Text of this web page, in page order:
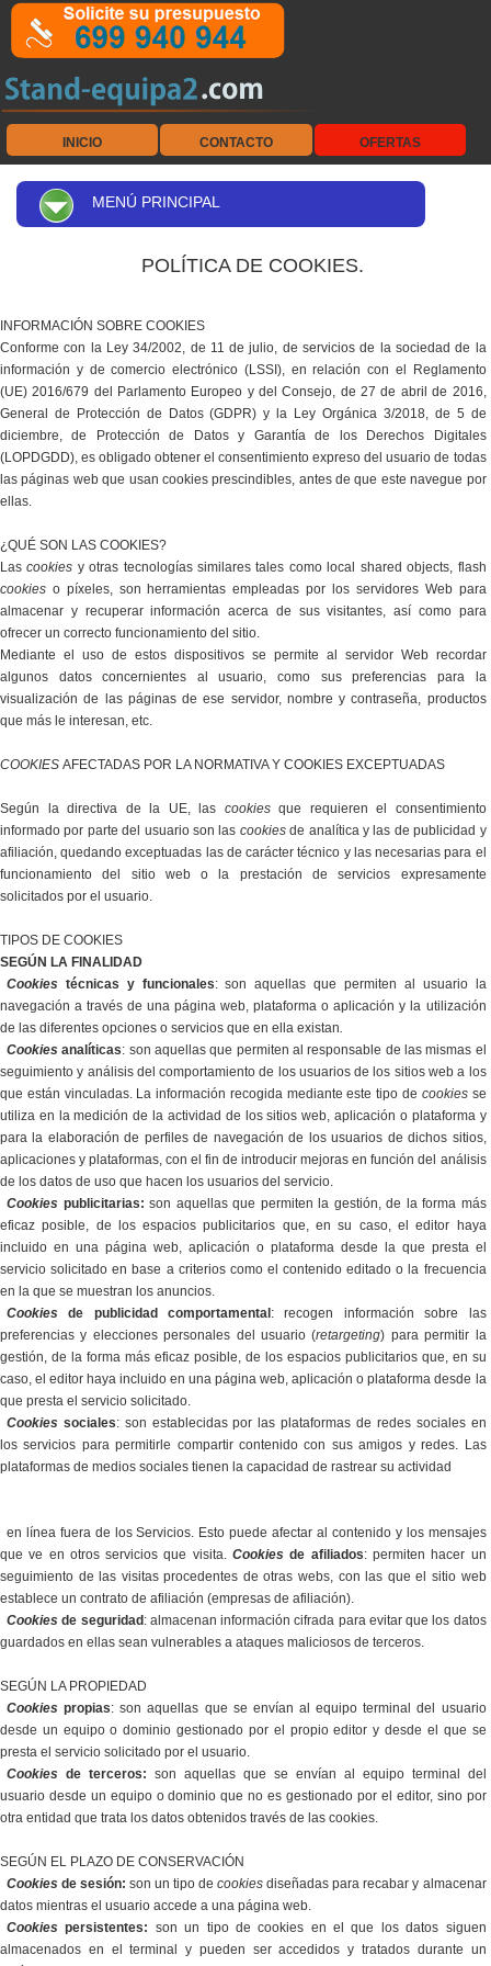
INICIO CONTACTO OFERTAS
MENÚ PRINCIPAL
POLÍTICA DE COOKIES.
INFORMACIÓN SOBRE COOKIES
Conforme con la Ley 34/2002, de 11 de julio, de servicios de la sociedad de la
información y de comercio electrónico (LSSI), en relación con el Reglamento
(UE) 2016/679 del Parlamento Europeo y del Consejo, de 27 de abril de 2016,
General de Protección de Datos (GDPR) y la Ley Orgánica 3/2018, de 5 de
diciembre, de Protección de Datos y Garantía de los Derechos Digitales
(LOPDGDD), es obligado obtener el consentimiento expreso del usuario de todas
las páginas web que usan cookies prescindibles, antes de que este navegue por
ellas.
¿QUÉ SON LAS COOKIES?
Lascookies y otras tecnologías similares tales como local shared objects, flash
cookies o píxeles, son herramientas empleadas por los servidores Web para
almacenar y recuperar información acerca de sus visitantes, así como para
ofrecer un correcto funcionamiento del sitio.
Mediante el uso de estos dispositivos se permite al servidor Web recordar
algunos datos concernientes al usuario, como sus preferencias para la
visualización de las páginas de ese servidor, nombre y contraseña, productos
que más le interesan, etc.
COOKIES AFECTADAS POR LA NORMATIVA Y COOKIES EXCEPTUADAS
Según la directiva de la UE, las cookiesque requieren el consentimiento
informado por parte del usuario son las cookiesde analítica y las de publicidad y
afiliación, quedando exceptuadas las de carácter técnico y las necesarias para el
funcionamiento del sitio web o la prestación de servicios expresamente
solicitados por el usuario.
TIPOS DE COOKIES
SEGÚN LA FINALIDAD
Cookies técnicas y funcionales: son aquellas que permiten al usuario la
navegación a través de una página web, plataforma o aplicación y la utilización
de las diferentes opciones o servicios que en ella existan.
Cookiesanalíticas: son aquellas que permiten al responsable de las mismas el
seguimiento y análisis del comportamiento de los usuarios de los sitios web a los
que están vinculadas. La información recogida mediante este tipo de cookies se
utiliza en la medición de la actividad de los sitios web, aplicación o plataforma y
para la elaboración de perfiles de navegación de los usuarios de dichos sitios,
aplicaciones y plataformas, con el fin de introducir mejoras en función del análisis
de los datos de uso que hacen los usuarios del servicio.
Cookies publicitarias:son aquellas que permiten la gestión, de la forma más
eficaz posible, de los espacios publicitarios que, en su caso, el editor haya
incluido en una página web, aplicación o plataforma desde la que presta el
servicio solicitado en base a criterios como el contenido editado o la frecuencia
en la que se muestran los anuncios.
Cookiesde publicidad comportamental : recogen información sobre las
preferencias y elecciones personales del usuario (retargeting) para permitir la
gestión, de la forma más eficaz posible, de los espacios publicitarios que, en su
caso, el editor haya incluido en una página web, aplicación o plataforma desde la
que presta el servicio solicitado.
Cookies sociales: son establecidas por las plataformas de redes sociales en
los servicios para permitirle compartir contenido con sus amigos y redes. Las
plataformas de medios sociales tienen la capacidad de rastrear su actividad
en línea fuera de los Servicios. Esto puede afectar al contenido y los mensajes
que ve en otros servicios que visita.Cookiesde afiliados: permiten hacer un
seguimiento de las visitas procedentes de otras webs, con las que el sitio web
establece un contrato de afiliación (empresas de afiliación).
Cookiesde seguridad : almacenan información cifrada para evitar que los datos
guardados en ellas sean vulnerables a ataques maliciosos de terceros.
SEGÚN LA PROPIEDAD
Cookiespropias: son aquellas que se envían al equipo terminal del usuario
desde un equipo o dominio gestionado por el propio editor y desde el que se
presta el servicio solicitado por el usuario.
Cookies de terceros: son aquellas que se envían al equipo terminal del
usuario desde un equipo o dominio que no es gestionado por el editor, sino por
otra entidad que trata los datos obtenidos través de las cookies.
SEGÚN EL PLAZO DE CONSERVACIÓN
Cookiesde sesión:son un tipo decookiesdiseñadas para recabar y almacenar
datos mientras el usuario accede a una página web.
Cookiespersistentes: son un tipo de cookies en el que los datos siguen
almacenados en el terminal y pueden ser accedidos y tratados durante un